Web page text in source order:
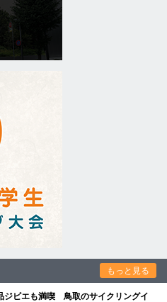
もっと見る
ジビエも満喫 鳥取のサイクリングイ